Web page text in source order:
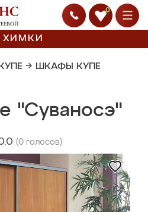
0
ХИМКИ
→ ШКАФЫ КУПЕ
"Суваносэ"
(0 голосов)